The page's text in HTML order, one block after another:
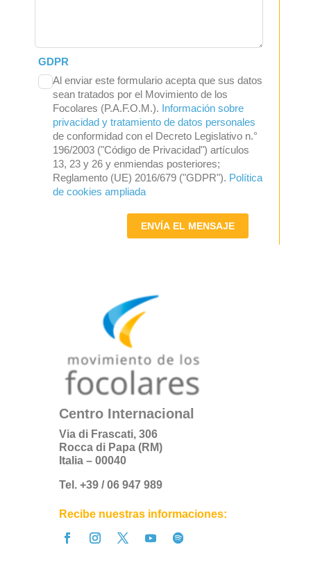
GDPR
Al enviar este formulario acepta que sus datos
sean tratados por el Movimiento de los
Focolares (P.A.F.O.M.). Información sobre
privacidad y tratamiento de datos personales
de conformidad con el Decreto Legislativo n.°
196/2003 ("Código de Privacidad") artículos
13, 23 y 26 y enmiendas posteriores;
Reglamento (UE) 2016/679 ("GDPR"). Política
de cookies ampliada
ENVÍA EL MENSAJE
Centro Internacional
Via di Frascati, 306
Rocca di Papa (RM)
Italia – 00040
Tel. +39 / 06 947 989
Recibe nuestras informaciones: